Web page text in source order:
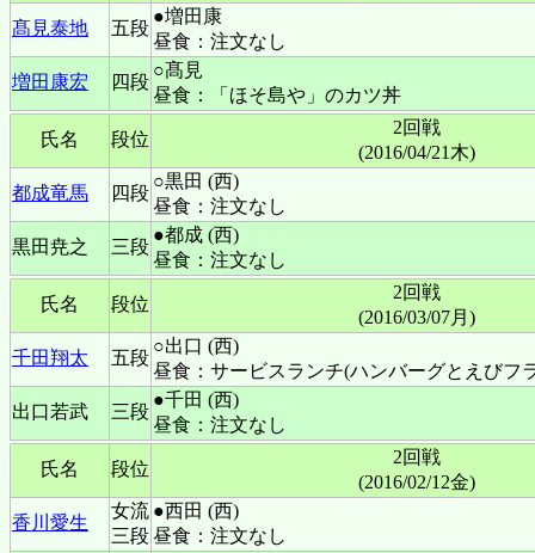
髙見泰地
五段
●増田康
昼食：注文なし
増田康宏
四段
○髙見
昼食：「ほそ島や」のカツ丼
氏名 段位
2回戦
(2016/04/21木)
都成竜馬
四段
○黒田 (西)
昼食：注文なし
黒田尭之
三段
●都成 (西)
昼食：注文なし
氏名 段位
2回戦
(2016/03/07月)
千田翔太
五段
○出口 (西)
昼食：サービスランチ(ハンバーグとえびフ
出口若武
三段
●千田 (西)
昼食：注文なし
氏名 段位
2回戦
(2016/02/12金)
香川愛生
女流
三段
●西田 (西)
昼食：注文なし